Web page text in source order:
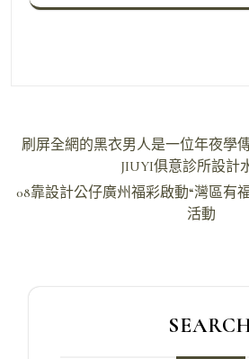
文
導
刷屏全網的黑衣男人是一位年夜學
JIUYI俱意診所設計
08靠設計公仔廣州福彩啟動“灣區有
活動